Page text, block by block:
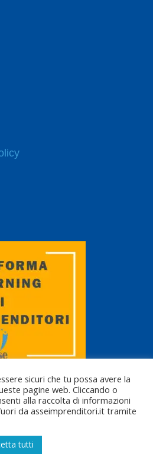
sicuri che tu possa avere la
pagine web. Cliccando o
alla raccolta di informazioni
da asseimprenditori.it tramite
tutti